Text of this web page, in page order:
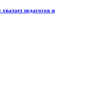
педагогов и